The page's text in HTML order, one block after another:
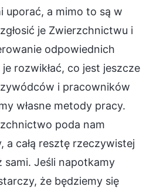
uporać, a mimo to są w
je Zwierzchnictwu i
odpowiednich
rozwikłać, co jest jeszcze
i pracowników
własne metody pracy.
poda nam
a całą resztę rzeczywistej
sami. Jeśli napotkamy
że będziemy się